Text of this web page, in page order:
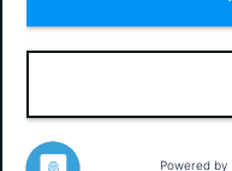
Powered by